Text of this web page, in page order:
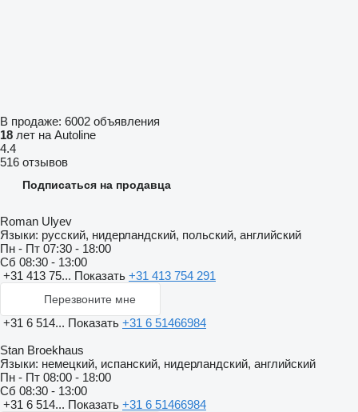
В продаже: 6002 объявления
18 лет на Autoline
4.4
516 отзывов
Подписаться на продавца
Roman Ulyev
Языки: русский, нидерландский, польский, английский
Пн - Пт 07:30 - 18:00
Сб 08:30 - 13:00
+31 413 75... Показать +31 413 754 291
Перезвоните мне
+31 6 514... Показать +31 6 51466984
Stan Broekhaus
Языки: немецкий, испанский, нидерландский, английский
Пн - Пт 08:00 - 18:00
Сб 08:30 - 13:00
+31 6 514... Показать +31 6 51466984